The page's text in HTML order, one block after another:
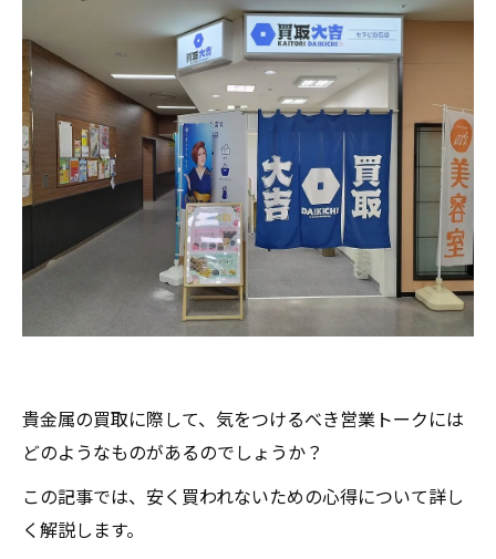
貴金属の買取に際して、気をつけるべき営業トークには
どのようなものがあるのでしょうか？
この記事では、安く買われないための心得について詳し
く解説します。